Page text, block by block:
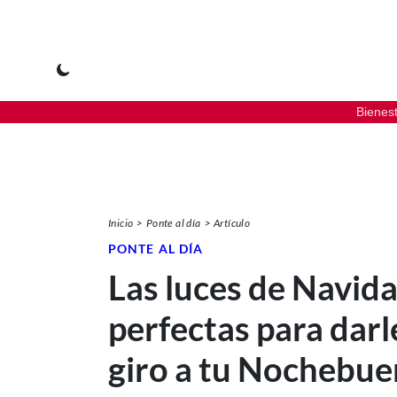
Inicio Ponte al día Artículo
PONTE AL DÍA
Las luces de
perfectas para
giro a tu